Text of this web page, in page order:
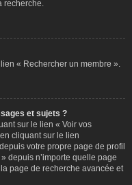
recherche.
« Rechercher un membre ».
et sujets ?
sur le lien « Voir vos
cliquant sur le lien
votre propre page de profil
depuis n’importe quelle page
page de recherche avancée et